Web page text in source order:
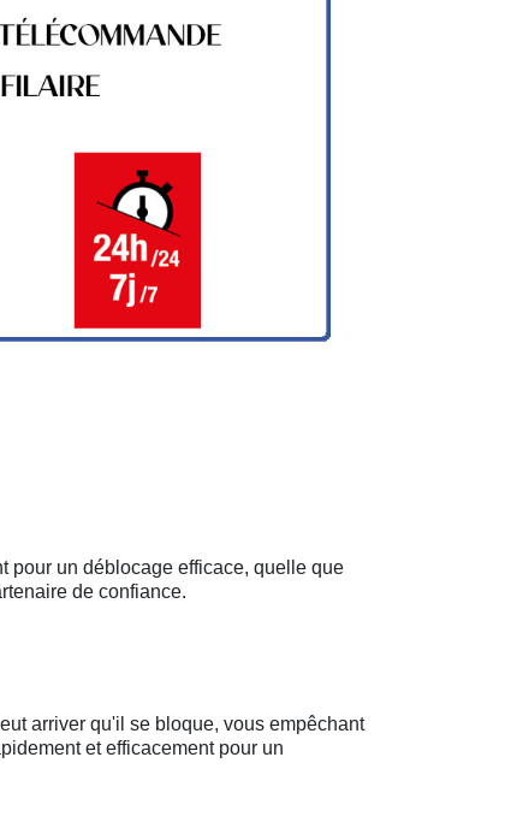
pour un déblocage efficace, quelle que
de confiance.
arriver qu'il se bloque, vous empêchant
et efficacement pour un